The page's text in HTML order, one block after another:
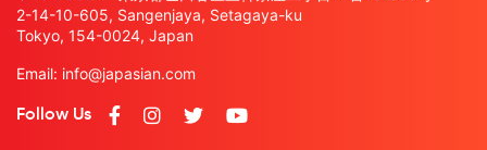
2-14-10-605, Sangenjaya, Setagaya-ku
Tokyo, 154-0024, Japan
Email: info@japasian.com
Follow Us